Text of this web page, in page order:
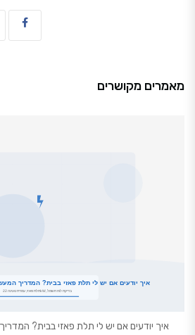
מאמרים מקושרים
איך יודעים אם יש לי תלת פאזי בבית? המדריך